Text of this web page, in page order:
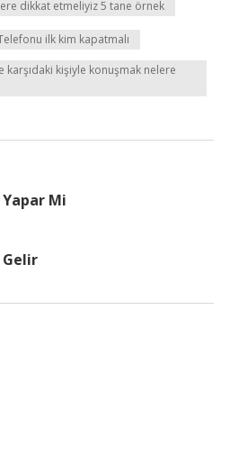
dikkat etmeliyiz 5 tane örnek
ilk kim kapatmalı
karşıdaki kişiyle konuşmak nelere
Mi
Gelir